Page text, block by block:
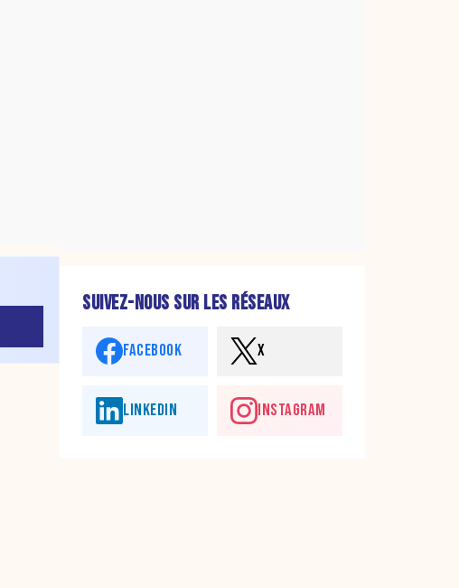
SUIVEZ-NOUS SUR LES RÉSEAUX
FACEBOOK X
LINKEDIN INSTAGRAM